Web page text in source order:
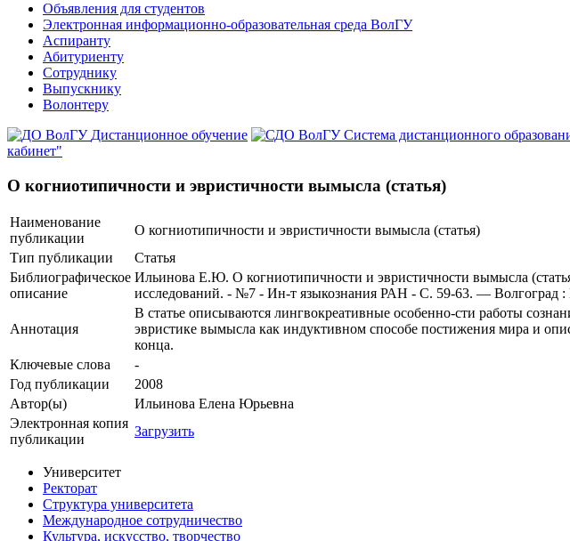
Объявления для студентов
Электронная информационно-образовательная среда ВолГУ
Аспиранту
Абитуриенту
Сотруднику
Выпускнику
Волонтеру
Дистанционное обучение
Система дистанционного
кабинет"
О когниотипичности и эвристичности вымысла (статья)
Наименование
публикации
О когниотипичности и эвристичности вымысла (статья)
Тип публикации
Статья
Библиографическое
описание
Ильинова Е.Ю. О когниотипичности и эвристичности вымысла
исследований. - №7 - Ин-т языкознания РАН - С. 59-63. — Волгоград :
Аннотация
В статье описываются лингвокреативные особенно-сти работы
эвристике вымысла как индуктивном способе постижения мира и
конца.
Ключевые cлова
-
Год публикации
2008
Автор(ы)
Ильинова Елена Юрьевна
Электронная копия
публикации
Загрузить
Университет
Ректорат
Структура университета
Международное сотрудничество
Культура, искусство, творчество